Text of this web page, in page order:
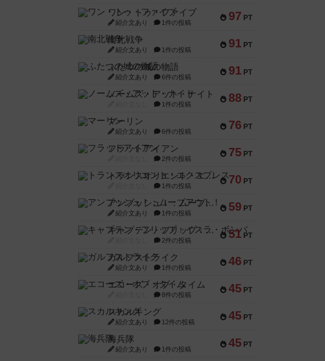
97 PT
ワン・トゥ・ファイブ
紹介文あり 1件の投稿
91 PT
南北戦争
紹介文あり 1件の投稿
91 PT
ふたつの城の物語
紹介文あり 6件の投稿
88 PT
ノームズ・アット・ナイト
1件の投稿
76 PT
マーリン
紹介文あり 6件の投稿
75 PT
フラットアイアン
2件の投稿
70 PT
トランスオリエント・エクスプレス
1件の投稿
59 PT
アンブッシュ！：ムーブアウト！
紹介文あり 1件の投稿
51 PT
キャプテン・フリップ：イスラ・ボンバ
2件の投稿
46 PT
ガルフストライク
紹介文あり 1件の投稿
45 PT
エコーズ・オブ・タイム
8件の投稿
45 PT
スカルキング
紹介文あり 12件の投稿
45 PT
海兵隊
紹介文あり 1件の投稿